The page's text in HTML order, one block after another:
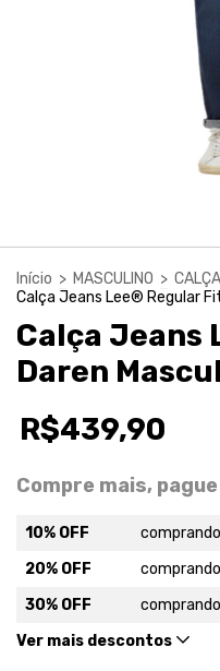
Início > MASCULINO >
Calça Jeans Lee® Regular
Calça Jeans
Daren
R$439,90
Compre mais,
10% OFF
20% OFF
30% OFF
Ver mais descontos